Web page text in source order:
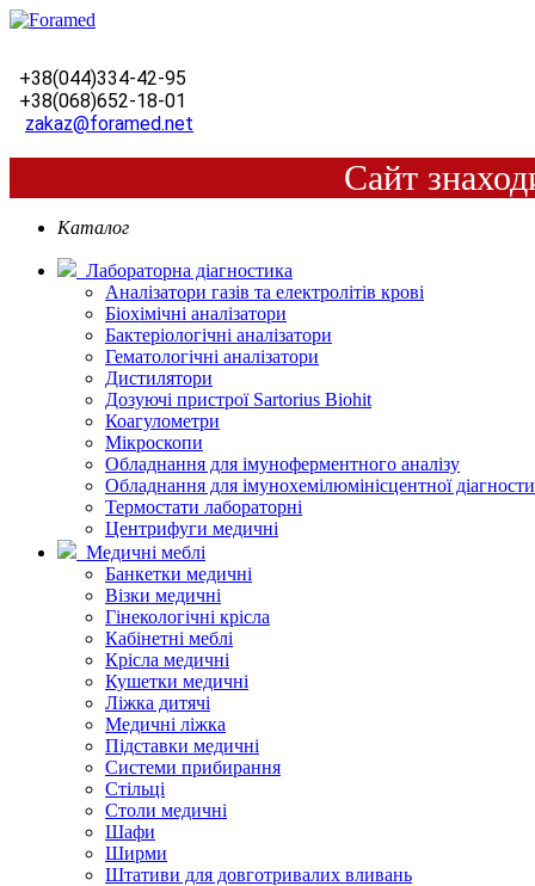
+38(044)334-42-95
+38(068)652-18-01
zakaz@foramed.net
Сайт
Каталог
Лабораторна діагностика
Аналізатори газів та електролітів крові
Біохімічні аналізатори
Бактеріологічні аналізатори
Гематологічні аналізатори
Дистилятори
Дозуючі пристрої Sartorius Biohit
Коагулометри
Мікроскопи
Обладнання для імуноферментного аналізу
Обладнання для імунохемілюмінісцентної
Термостати лабораторні
Центрифуги медичні
Медичні меблі
Банкетки медичні
Візки медичні
Гінекологічні крісла
Кабінетні меблі
Крісла медичні
Кушетки медичні
Ліжка дитячі
Медичні ліжка
Підставки медичні
Системи прибирання
Стільці
Столи медичні
Шафи
Ширми
Штативи для довготривалих вливань